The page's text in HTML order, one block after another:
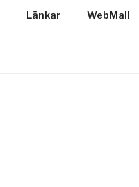
Länkar WebMail